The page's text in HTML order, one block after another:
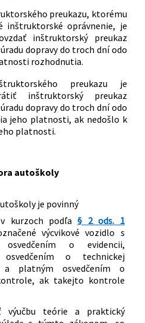
preukazu, ktorému
inštruktorské oprávnenie, je
inštruktorský preukaz
dopravy do troch dní odo
rozhodnutia.
preukazu je
inštruktorský preukaz
dopravy do troch dní odo
jeho platnosti, ak nedošlo k
platnosti.
autoškoly
je povinný
kurzoch podľa§ 2 ods. 1
výcvikové vozidlo s
osvedčením o evidencii,
o technickej
a platným osvedčením o
ak takejto kontrole
výučbu teórie a praktický